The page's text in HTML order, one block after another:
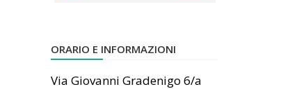
ORARIO E INFORMAZIONI
Via Giovanni Gradenigo 6/a